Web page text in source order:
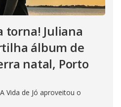
torna! Juliana
álbum de
natal, Porto
Vida de Jó aproveitou o